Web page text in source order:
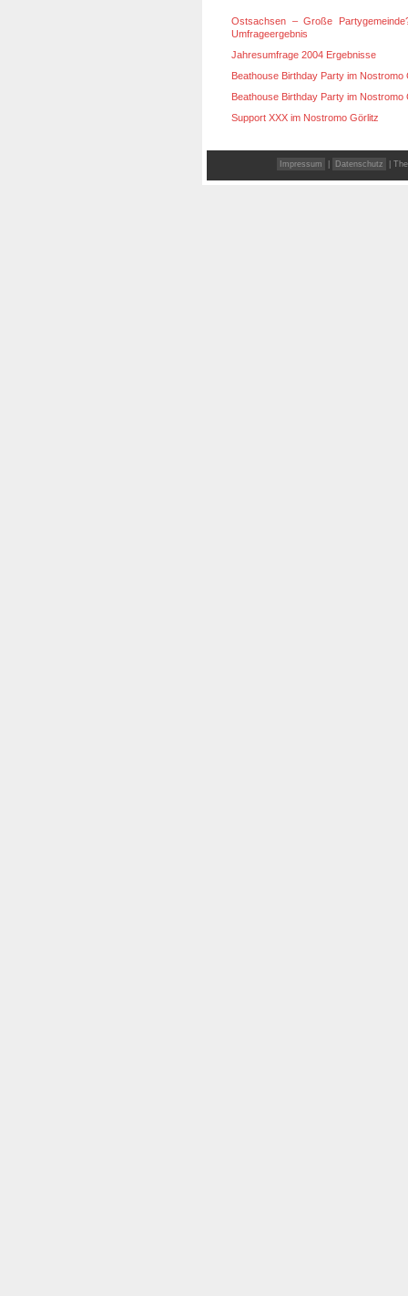
Ostsachsen – Große
Umfrageergebnis
Jahresumfrage 2004 Ergebnisse
Beathouse Birthday Party im Nostromo
Beathouse Birthday Party im Nostromo
Support XXX im Nostromo Görlitz
Impressum Datenschutz |